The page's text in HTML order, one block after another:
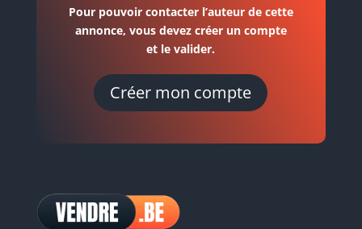
Pour pouvoir contacter l’auteur de cette
annonce, vous devez créer un compte
et le valider.
Créer mon compte